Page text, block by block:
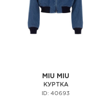
MIU MIU
КУРТКА
ID: 40693